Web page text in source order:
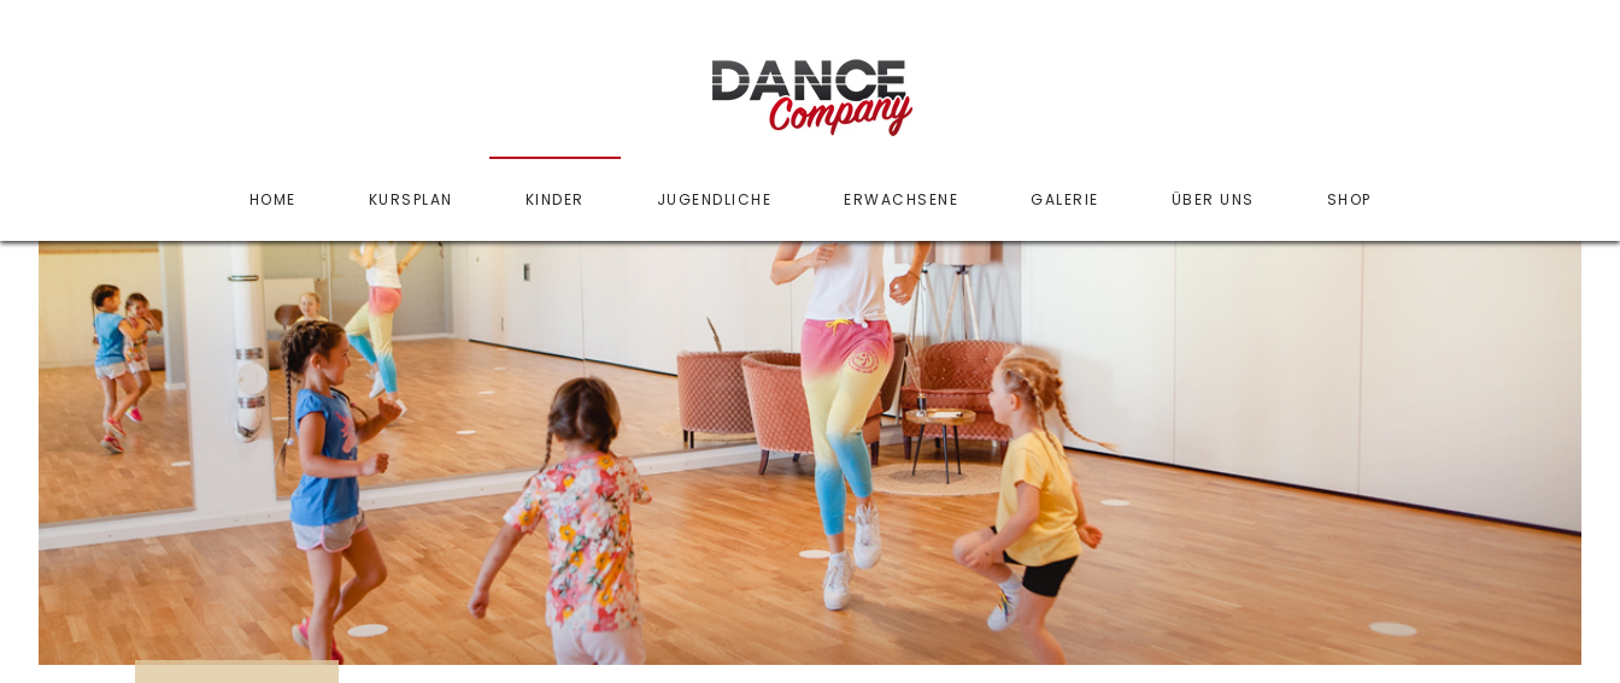
HOME KURSPLAN KINDER JUGENDLICHE ERWACHSENE GALERIE ÜBER UNS SHOP